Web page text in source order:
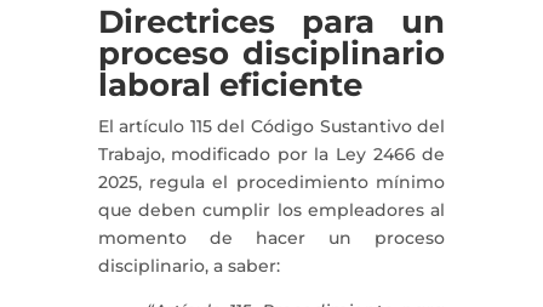
Directrices para un
proceso disciplinario
laboral eficiente
El artículo 115 del Código Sustantivo del
Trabajo, modificado por la Ley 2466 de
2025, regula el procedimiento mínimo
que deben cumplir los empleadores al
momento de hacer un proceso
disciplinario, a saber: